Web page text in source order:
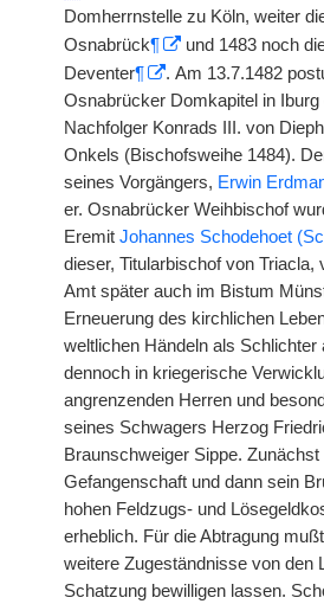
Domherrnstelle zu Köln, weiter
Osnabrück¶
und 1483 noch
Deventer¶
. Am 13.7.1482
Osnabrücker Domkapitel in
Nachfolger Konrads III. von
Onkels (Bischofsweihe 1484).
seines Vorgängers, Erwin
er. Osnabrücker Weihbischof
Eremit Johannes Schodehoet
dieser, Titularbischof von Triacla,
Amt später auch im Bistum
Erneuerung des kirchlichen
weltlichen Händeln als Schlichter
dennoch in kriegerische
angrenzenden Herren und
seines Schwagers Herzog
Braunschweiger Sippe.
Gefangenschaft und dann sein
hohen Feldzugs- und
erheblich. Für die Abtragung
weitere Zugeständnisse von den
Schatzung bewilligen lassen.